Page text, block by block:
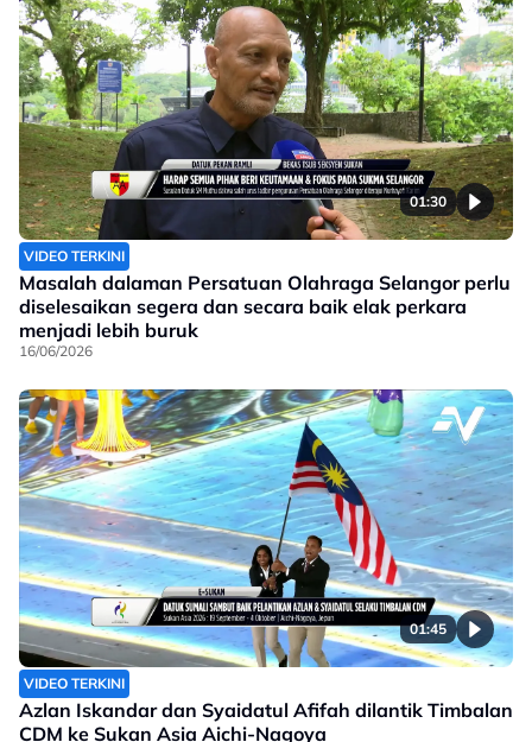
01:30
VIDEO TERKINI
Masalah dalaman Persatuan Olahraga Selangor perlu
diselesaikan segera dan secara baik elak perkara
menjadi lebih buruk
16/06/2026
01:45
VIDEO TERKINI
Azlan Iskandar dan Syaidatul Afifah dilantik Timbalan
CDM ke Sukan Asia Aichi-Nagoya